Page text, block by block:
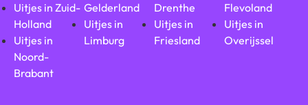
Uitjes in Zuid-
Holland
Uitjes in
Noord-
Brabant
Gelderland
Uitjes in
Limburg
Drenthe
Uitjes in
Friesland
Flevoland
Uitjes in
Overijssel